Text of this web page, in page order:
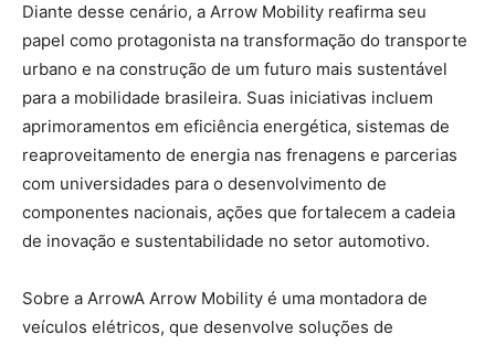
Diante desse cenário, a Arrow Mobility reafirma seu
papel como protagonista na transformação do transporte
urbano e na construção de um futuro mais sustentável
para a mobilidade brasileira. Suas iniciativas incluem
aprimoramentos em eficiência energética, sistemas de
reaproveitamento de energia nas frenagens e parcerias
com universidades para o desenvolvimento de
componentes nacionais, ações que fortalecem a cadeia
de inovação e sustentabilidade no setor automotivo.
Sobre a ArrowA Arrow Mobility é uma montadora de
veículos elétricos, que desenvolve soluções de